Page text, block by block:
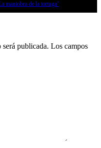
maniobra de la tortuga’
publicada. Los campos